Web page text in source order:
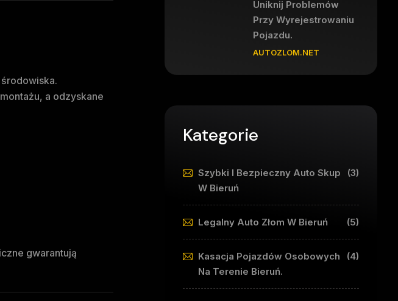
a odzyskane
gwarantują
Uniknij Problemów
Przy Wyrejestrowaniu
Pojazdu.
AUTOZLOM.NET
Kategorie
Szybki I Bezpieczny Auto Skup
W Bieruń
(3)
Legalny Auto Złom W Bieruń (5)
Kasacja Pojazdów Osobowych
Na Terenie Bieruń.
(4)